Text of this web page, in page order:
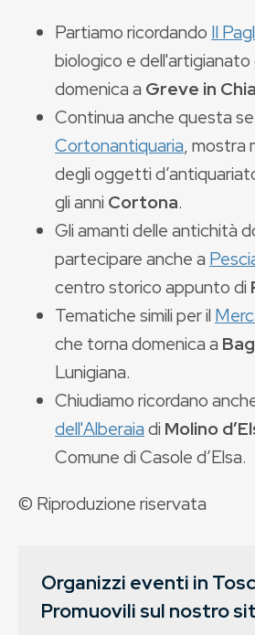
Partiamo ricordando Il
biologico e dell'artigianato
domenica a Greve in
Continua anche questa
Cortonantiquaria, mostra
degli oggetti
gli anni Cortona.
Gli amanti delle antichità
partecipare anche a
centro storico appunto di
Tematiche simili per il
che torna domenica a
Lunigiana.
Chiudiamo ricordano
dell'Alberaiadi Molino
Comune di Casole d’Elsa.
© Riproduzione riservata
Organizzi eventi in
Promuovili sul nostro